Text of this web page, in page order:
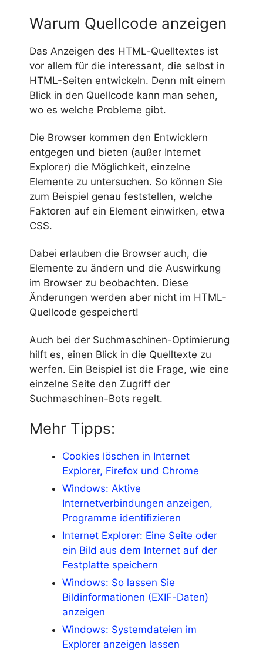
Warum Quellcode anzeigen
Das Anzeigen des HTML-Quelltextes ist
vor allem für die interessant, die selbst in
HTML-Seiten entwickeln. Denn mit einem
Blick in den Quellcode kann man sehen,
wo es welche Probleme gibt.
Die Browser kommen den Entwicklern
entgegen und bieten (außer Internet
Explorer) die Möglichkeit, einzelne
Elemente zu untersuchen. So können Sie
zum Beispiel genau feststellen, welche
Faktoren auf ein Element einwirken, etwa
CSS.
Dabei erlauben die Browser auch, die
Elemente zu ändern und die Auswirkung
im Browser zu beobachten. Diese
Änderungen werden aber nicht im HTML-
Quellcode gespeichert!
Auch bei der Suchmaschinen-Optimierung
hilft es, einen Blick in die Quelltexte zu
werfen. Ein Beispiel ist die Frage, wie eine
einzelne Seite den Zugriff der
Suchmaschinen-Bots regelt.
Mehr Tipps:
Cookies löschen in Internet
Explorer, Firefox und Chrome
Windows: Aktive
Internetverbindungen anzeigen,
Programme identifizieren
Internet Explorer: Eine Seite oder
ein Bild aus dem Internet auf der
Festplatte speichern
Windows: So lassen Sie
Bildinformationen (EXIF-Daten)
anzeigen
Windows: Systemdateien im
Explorer anzeigen lassen